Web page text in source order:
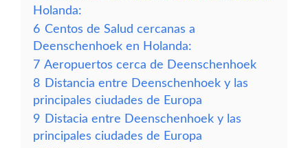
Holanda:
6 Centos de Salud cercanas a
Deenschenhoek en Holanda:
7 Aeropuertos cerca de Deenschenhoek
8 Distancia entre Deenschenhoek y las
principales ciudades de Europa
9 Distacia entre Deenschenhoek y las
principales ciudades de Europa